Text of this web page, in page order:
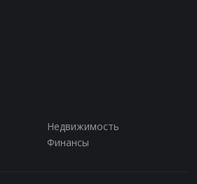
Недвижимость
Финансы